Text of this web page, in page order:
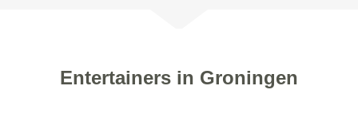
Entertainers in Groningen